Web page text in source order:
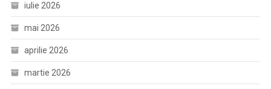
iulie 2026
mai 2026
aprilie 2026
martie 2026